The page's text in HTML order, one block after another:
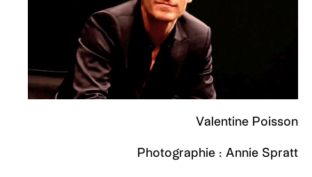
Valentine Poisson
Photographie : Annie Spratt